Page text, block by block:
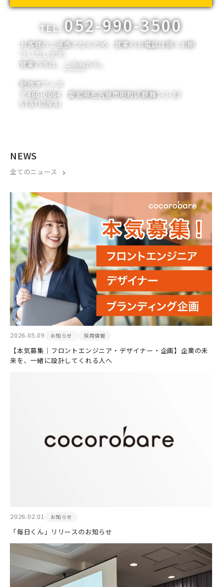
TEL:052-990-3500
お客様のご迷惑となるため、営業のお電話は固くお断
りいたします。
営業の方は、
こちらから。
制作オフィス
〒466-0064 愛知県名古屋市昭和区鶴舞1-2-32
STATION Ai
NEWS
全てのニュース
2026.05.09 お知らせ 採用情報
【本気募集｜フロントエンジニア・デザイナー・企画】企業の未
来を、一緒に設計してくれる人へ
2026.02.01 お知らせ
「毎日くん」リリースのお知らせ